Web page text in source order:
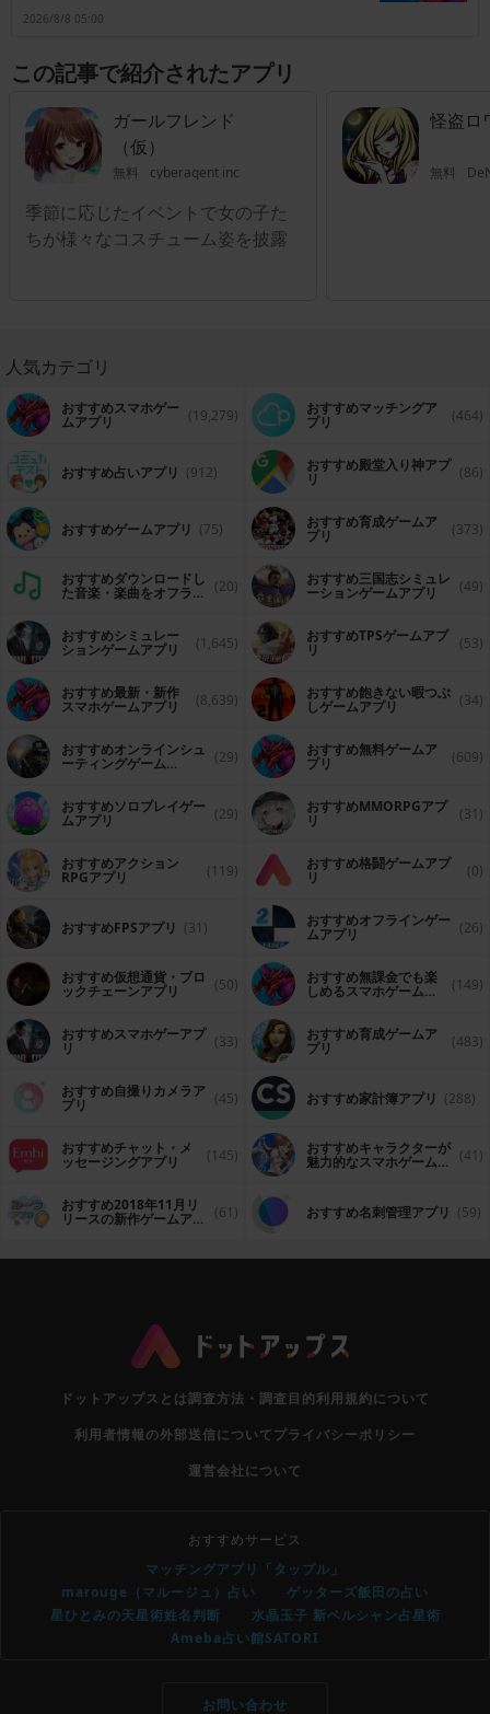
2026/8/8 05:00
この記事で紹介されたアプリ
ガールフレンド
（仮）
無料 cyberagent inc
季節に応じたイベントで女の子た
ちが様々なコスチューム姿を披露
怪盗ロ
無料
人気カテゴリ
おすすめスマホゲー
ムアプリ (19,279) おすすめマッチングア
プリ (464)
おすすめ占いアプリ (912) おすすめ殿堂入り神アプ
リ (86)
おすすめゲームアプリ (75) おすすめ育成ゲームア
プリ (373)
おすすめダウンロードし
た音楽・楽曲をオフライ (20) おすすめ三国志シミュレ
ーションゲームアプリ (49)
おすすめシミュレー
ションゲームアプリ (1,645) おすすめTPSゲームアプ
リ (53)
おすすめ最新・新作
スマホゲームアプリ (8,639) おすすめ飽きない暇つぶ
しゲームアプリ (34)
おすすめオンラインシュ
ーティングゲーム (29) おすすめ無料ゲームア
プリ (609)
おすすめソロプレイゲー
ムアプリ (29) おすすめ MMORPGアプ
リ (31)
おすすめアクション
RPGアプリ (119) おすすめ格闘ゲームアプ
リ (0)
おすすめFPSアプリ (31) おすすめオフラインゲー
ムアプリ (26)
おすすめ仮想通貨・ブロ
ックチェーンアプリ (50) おすすめ無課金でも楽
しめるスマホゲームア (149)
おすすめスマホゲーアプ
リ (33) おすすめ育成ゲームア
プリ (483)
おすすめ自撮りカメラア
プリ (45) おすすめ家計簿アプリ (288)
おすすめチャット・メ
ッセージングアプリ (145) おすすめキャラクターが
魅力的なスマホゲームア (41)
おすすめ2018年11月リ
リースの新作ゲームアプ (61) おすすめ名刺管理アプリ (59)
ドットアップスとは調査方法・調査目的利用規約について
利用者情報の外部送信についてプライバシーポリシー
運営会社について
おすすめサービス
マッチングアプリ「タップル」
marouge（マルージュ）占い
ゲッターズ飯田の占い
星ひとみの天星術姓名判断
水晶玉子 新ペルシャン占星術
Ameba占い館SATORI
お問い合わせ